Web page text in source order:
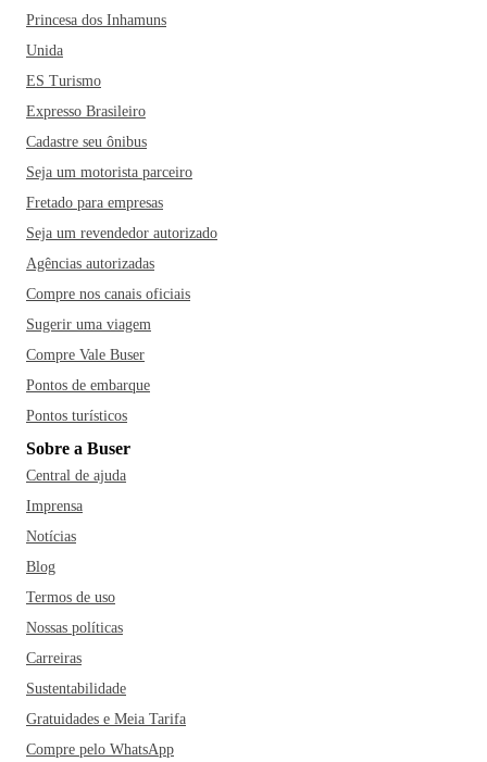
Princesa dos Inhamuns
Unida
ES Turismo
Expresso Brasileiro
Cadastre seu ônibus
Seja um motorista parceiro
Fretado para empresas
Seja um revendedor autorizado
Agências autorizadas
Compre nos canais oficiais
Sugerir uma viagem
Compre Vale Buser
Pontos de embarque
Pontos turísticos
Sobre a Buser
Central de ajuda
Imprensa
Notícias
Blog
Termos de uso
Nossas políticas
Carreiras
Sustentabilidade
Gratuidades e Meia Tarifa
Compre pelo WhatsApp